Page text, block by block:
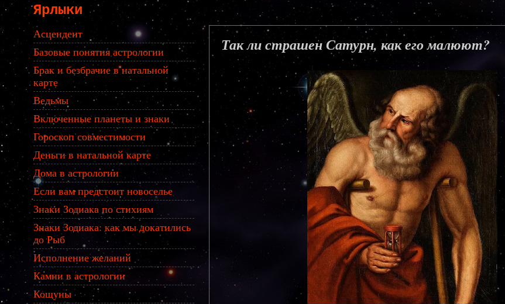
воскресенье, 1 апреля 2018 г.
Так ли страшен Сатурн, как его малюют?
Ярлыки
Асцендент
Базовые понятия астрологии
Брак и безбрачие в натальной
карте
Ведьмы
Включенные планеты и знаки
Гороскоп совместимости
Деньги в натальной карте
Дома в астрологии
Если вам предстоит новоселье
Знаки Зодиака по стихиям
Знаки Зодиака: как мы докатились
до Рыб
Исполнение желаний
Камни в астрологии
Кощуны